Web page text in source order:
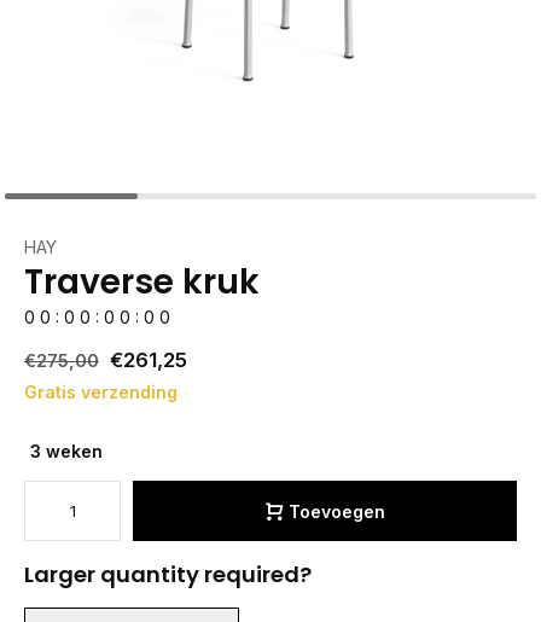
HAY
Traverse kruk
0 0 : 0 0 : 0 0 : 0 0
€275,00 €261,25
Gratis verzending
3 weken
Toevoegen
Larger quantity required?